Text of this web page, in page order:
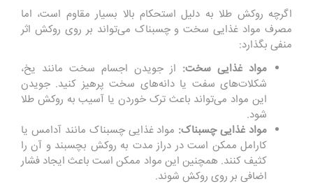
اگرچه روکش طلا به دلیل استحکام بالا بسیار مقاوم است، اما
مصرف مواد غذایی سخت و چسبناک می‌تواند بر روی روکش اثر
منفی بگذارد:
مواد غذایی سخت: از جویدن اجسام سخت مانند یخ،
شکلات‌های سفت یا دانه‌های سخت پرهیز کنید. جویدن
این مواد می‌تواند باعث ترک خوردن یا آسیب به روکش طلا
شود.
مواد غذایی چسبناک: مواد غذایی چسبناک مانند آدامس یا
کارامل ممکن است در دراز مدت به روکش بچسبند و آن را
کثیف کنند. همچنین این مواد ممکن است باعث ایجاد فشار
اضافی بر روی روکش شوند.